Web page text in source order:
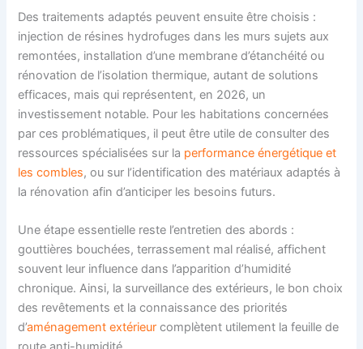
Des traitements adaptés peuvent ensuite être choisis :
injection de résines hydrofuges dans les murs sujets aux
remontées, installation d’une membrane d’étanchéité ou
rénovation de l’isolation thermique, autant de solutions
efficaces, mais qui représentent, en 2026, un
investissement notable. Pour les habitations concernées
par ces problématiques, il peut être utile de consulter des
ressources spécialisées sur la performance énergétique et
les combles, ou sur l’identification des matériaux adaptés à
la rénovation afin d’anticiper les besoins futurs.
Une étape essentielle reste l’entretien des abords :
gouttières bouchées, terrassement mal réalisé, affichent
souvent leur influence dans l’apparition d’humidité
chronique. Ainsi, la surveillance des extérieurs, le bon choix
des revêtements et la connaissance des priorités
d’aménagement extérieur complètent utilement la feuille de